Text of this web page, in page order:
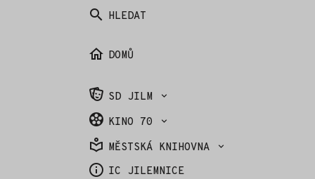
HLEDAT
DOMŮ
SD JILM
KINO 70
MĚSTSKÁ KNIHOVNA
IC JILEMNICE